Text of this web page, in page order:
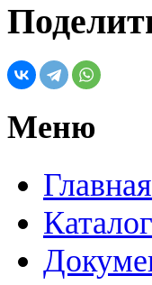
Меню
Главная
Каталог